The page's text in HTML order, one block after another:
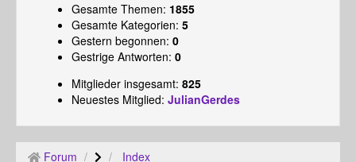
Gesamte Themen: 1855
Gesamte Kategorien: 5
Gestern begonnen: 0
Gestrige Antworten: 0
Mitglieder insgesamt: 825
Neuestes Mitglied: JulianGerdes
Forum Index